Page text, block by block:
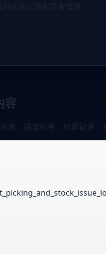
出库记录和异常变更。
容
账、拣货任务、出库记录